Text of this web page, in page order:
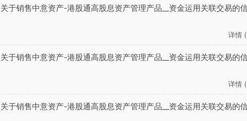
于销售中意资产-港股通高股息资产管理产品__资金运用关联交易的
详情
于销售中意资产-港股通高股息资产管理产品__资金运用关联交易的
详情
于销售中意资产-港股通高股息资产管理产品__资金运用关联交易的